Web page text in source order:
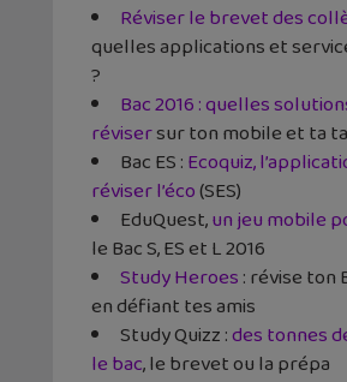
Réviser le brevet des
quelles applications et
?
Bac 2016 : quelles
révisersur ton mobile et ta
Bac ES :Ecoquiz,
réviser l’éco(SES)
EduQuest,un jeu mobile
le Bac S, ES et L 2016
Study Heroes: révise ton
en défiant tes amis
Study Quizz :des tonnes
le bac, le brevet ou la prépa